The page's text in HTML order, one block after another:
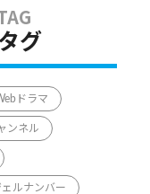
グ
ドラマ
ンネル
ルナンバー